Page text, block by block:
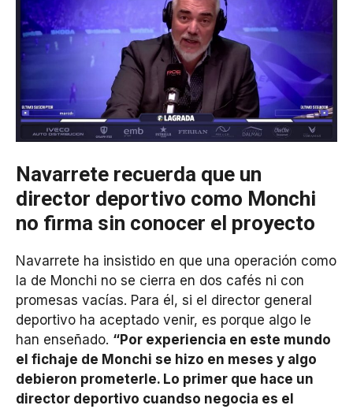
Navarrete recuerda que un
director deportivo como Monchi
no firma sin conocer el proyecto
Navarrete ha insistido en que una operación como
la de Monchi no se cierra en dos cafés ni con
promesas vacías. Para él, si el director general
deportivo ha aceptado venir, es porque algo le
han enseñado. “Por experiencia en este mundo
el fichaje de Monchi se hizo en meses y algo
debieron prometerle. Lo primer que hace un
director deportivo cuandso negocia es el